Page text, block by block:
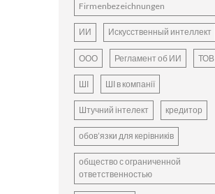
Firmenbezeichnungen
ИИ Искусственный интеллект
ООО Регламент об ИИ ТОВ
ШІ ШІ в компанії
Штучний інтелект кредитор
обов’язки для керівників
общество с ограниченной
ответственностью